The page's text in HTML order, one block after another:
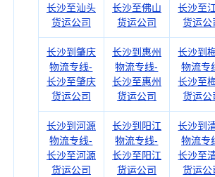
长沙至汕头
货运公司
长沙至佛山
货运公司
长沙至
货运公
长沙到肇庆
物流专线-
长沙至肇庆
货运公司
长沙到惠州
物流专线-
长沙至惠州
货运公司
长沙到
物流专
长沙至
货运公
长沙到河源
物流专线-
长沙至河源
货运公司
长沙到阳江
物流专线-
长沙至阳江
货运公司
长沙到
物流专
长沙至
货运公